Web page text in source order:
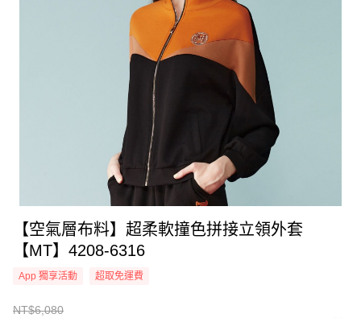
【空氣層布料】超柔軟撞色拼接立領外套
【MT】4208-6316
App 獨享活動 超取免運費
NT$6,080